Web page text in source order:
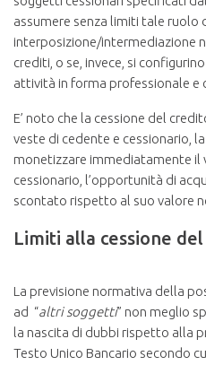
assumere senza limiti tale ruolo
interposizione/intermediazione
crediti, o se, invece, si
attività in forma professionale e
E’ noto che la cessione del
veste di cedente e cessionario,
monetizzare immediatamente il
cessionario, l’opportunità di
scontato rispetto al suo valore
Limiti alla cessione
La previsione normativa della
ad “altri soggetti” non meglio
la nascita di dubbi rispetto alla
Testo Unico Bancario secondo